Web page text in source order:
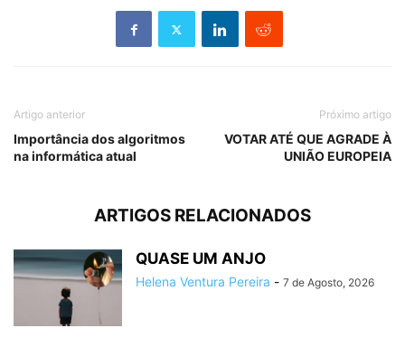
Artigo anterior
Importância dos algoritmos
na informática atual
Próximo artigo
VOTAR ATÉ QUE AGRADE À
UNIÃO EUROPEIA
ARTIGOS RELACIONADOS
QUASE UM ANJO
Helena Ventura Pereira - 7 de Agosto, 2026